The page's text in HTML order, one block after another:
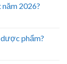
năm 2026?
dược phẩm?